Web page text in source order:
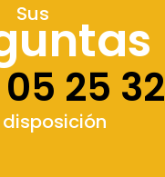
Sus
25 32